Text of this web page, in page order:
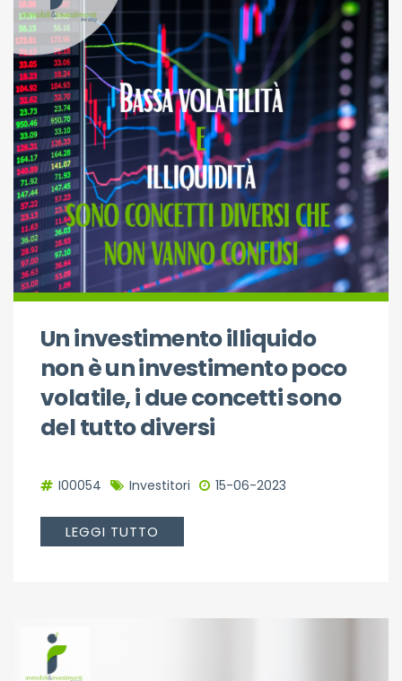
Un investimento illiquido
non è un investimento poco
volatile, i due concetti sono
del tutto diversi
I00054 Investitori 15-06-2023
LEGGI TUTTO